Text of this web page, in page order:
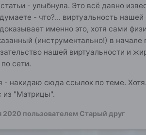
- улыбнула. Это всё давно
- что?... виртуальность
именно это, хотя сами
(инструментально!) в начале
нашей виртуальности и
сети.
- накидаю сюда ссылок по теме.
из "Матрицы".
2020 пользователем Старый друг